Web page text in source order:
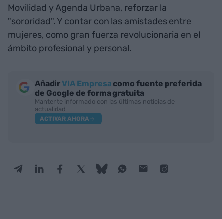
Movilidad y Agenda Urbana, reforzar la
"sororidad". Y contar con las amistades entre
mujeres, como gran fuerza revolucionaria en el
ámbito profesional y personal.
AñadirVIA Empresa como fuente preferida
de Google de forma gratuita
Mantente informado con las últimas noticias de
actualidad
ACTIVAR AHORA